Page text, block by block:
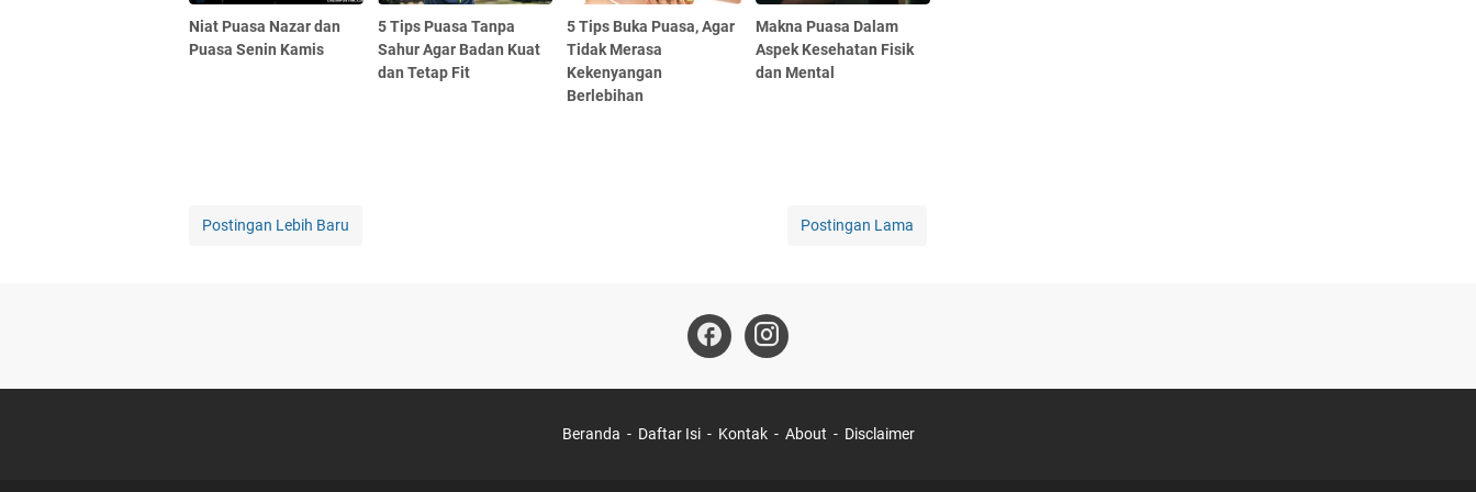
Niat Puasa Nazar dan
Puasa Senin Kamis
5 Tips Puasa Tanpa
Sahur Agar Badan Kuat
dan Tetap Fit
5 Tips Buka Puasa, Agar
Tidak Merasa
Kekenyangan
Berlebihan
Makna Puasa Dalam
Aspek Kesehatan Fisik
dan Mental
Postingan Lebih Baru Postingan Lama
Beranda Daftar Isi Kontak About Disclaimer